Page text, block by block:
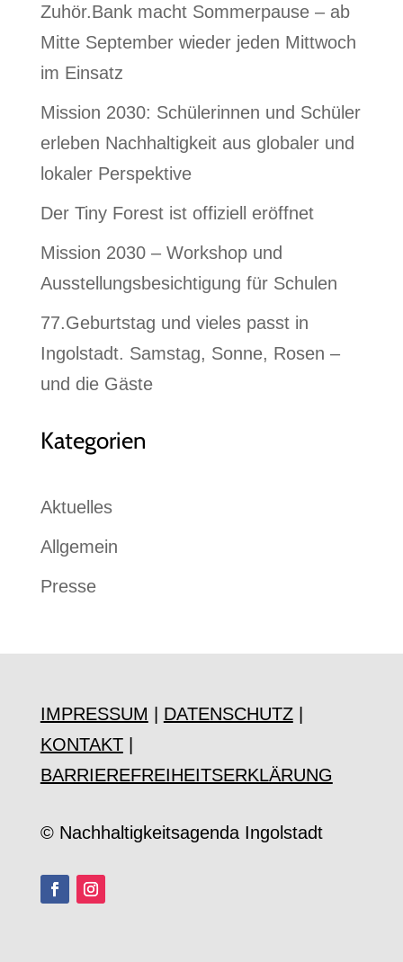
Zuhör.Bank macht Sommerpause – ab
Mitte September wieder jeden Mittwoch
im Einsatz
Mission 2030: Schülerinnen und Schüler
erleben Nachhaltigkeit aus globaler und
lokaler Perspektive
Der Tiny Forest ist offiziell eröffnet
Mission 2030 – Workshop und
Ausstellungsbesichtigung für Schulen
77.Geburtstag und vieles passt in
Ingolstadt. Samstag, Sonne, Rosen –
und die Gäste
Kategorien
Aktuelles
Allgemein
Presse
IMPRESSUM DATENSCHUTZ|
KONTAKT
BARRIEREFREIHEITSERKLÄRUNG
© Nachhaltigkeitsagenda Ingolstadt